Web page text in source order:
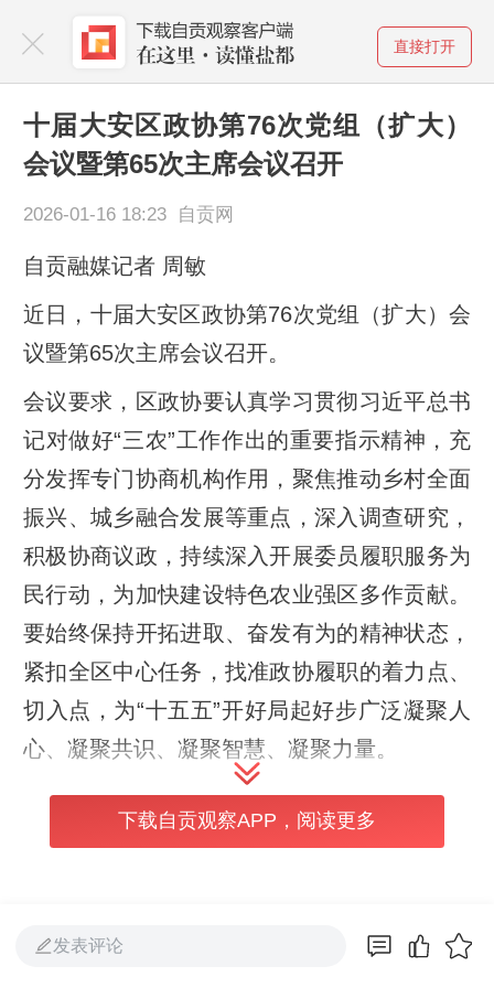
直接打开
十届大安区政协第76次党组（扩大）
会议暨第65次主席会议召开
2026-01-16 18:23 自贡网
自贡融媒记者 周敏
近日，十届大安区政协第76次党组（扩大）会
议暨第65次主席会议召开。
会议要求，区政协要认真学习贯彻习近平总书
记对做好“三农”工作作出的重要指示精神，充
分发挥专门协商机构作用，聚焦推动乡村全面
振兴、城乡融合发展等重点，深入调查研究，
积极协商议政，持续深入开展委员履职服务为
民行动，为加快建设特色农业强区多作贡献。
要始终保持开拓进取、奋发有为的精神状态，
紧扣全区中心任务，找准政协履职的着力点、
切入点，为“十五五”开好局起好步广泛凝聚人
心、凝聚共识、凝聚智慧、凝聚力量。
会议要求，区政协要持续深化思想认识，深刻
领悟市委十三届十次全会的重大意义，准确把
要目标、重点任务。要学用贯通，围绕现代化
下载自贡观察APP，阅读更多
发表评论